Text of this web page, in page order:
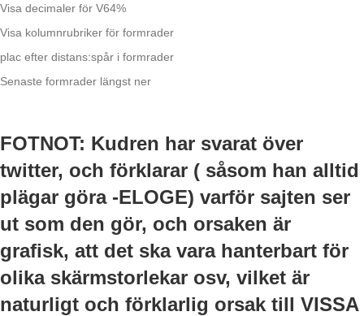
Visa decimaler för V64%
Visa kolumnrubriker för formrader
plac efter distans:spår i formrader
Senaste formrader längst ner
FOTNOT: Kudren har svarat över
twitter, och förklarar ( såsom han alltid
plägar göra -ELOGE) varför sajten ser
ut som den gör, och orsaken är
grafisk, att det ska vara hanterbart för
olika skärmstorlekar osv, vilket är
naturligt och förklarlig orsak till VISSA